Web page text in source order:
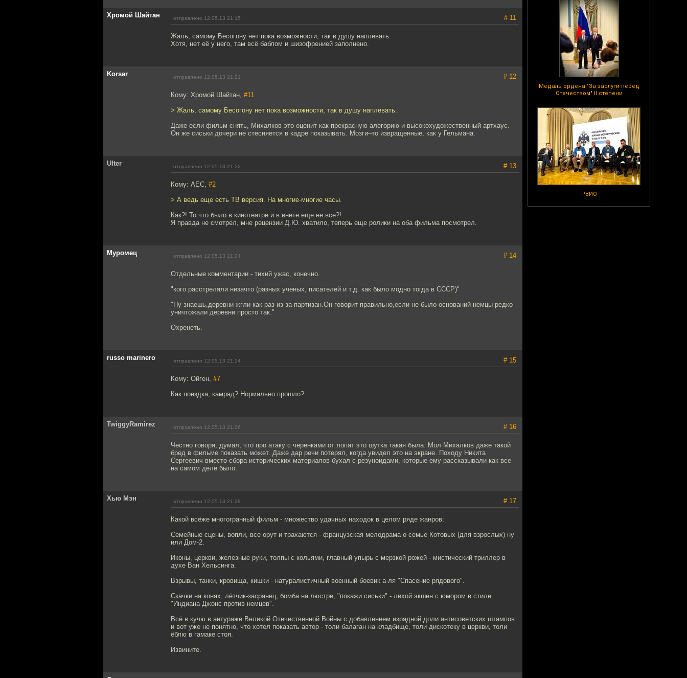
Медаль ордена "За заслуги перед
Отечеством" II степени
РВИО
Хромой Шайтан отправлено 12.05.13 21:15 # 11
Жаль, самому Бесогону нет пока возможности, так в душу наплевать.
Хотя, нет её у него, там всё баблом и шизофренией заполнено.
Korsar отправлено 12.05.13 21:21 # 12
Кому: Хромой Шайтан, #11
> Жаль, самому Бесогону нет пока возможности, так в душу наплевать.
Даже если фильм снять, Михалков это оценит как прекрасную алегорию и высокохудожественный артхаус.
Он же сиськи дочери не стесняется в кадре показывать. Мозги–то извращенные, как у Гельмана.
Ulter отправлено 12.05.13 21:22 # 13
Кому: АЕС, #2
> А ведь еще есть ТВ версия. На многие-многие часы.
Как?! То что было в кинотеатре и в инете еще не все?!
Я правда не смотрел, мне рецензии Д.Ю. хватило, теперь еще ролики на оба фильма посмотрел.
Муромец отправлено 12.05.13 21:24 # 14
Отдельные комментарии - тихий ужас, конечно.
"кого расстреляли низачто (разных ученых, писателей и т.д. как было модно тогда в СССР)"
"Ну знаешь,деревни жгли как раз из за партизан.Он говорит правильно,если не было оснований немцы редко
уничтожали деревни просто так."
Охренеть.
russo marinero отправлено 12.05.13 21:24 # 15
Кому: Ойген, #7
Как поездка, камрад? Нормально прошло?
TwiggyRamirez отправлено 12.05.13 21:26 # 16
Честно говоря, думал, что про атаку с черенками от лопат это шутка такая была. Мол Михалков даже такой
бред в фильме показать может. Даже дар речи потерял, когда увидел это на экране. Походу Никита
Сергеевич вместо сбора исторических материалов бухал с резуноидами, которые ему рассказывали как все
на самом деле было.
Хью Мэн отправлено 12.05.13 21:28 # 17
Какой всёже многогранный фильм - множество удачных находок в целом ряде жанров:
Семейные сцены, вопли, все орут и трахаются - французская мелодрама о семье Котовых (для взрослых) ну
или Дом-2.
Иконы, церкви, железные руки, толпы с кольями, главный упырь с мерзкой рожей - мистический триллер в
духе Ван Хельсинга.
Взрывы, танки, кровища, кишки - натуралистичный военный боевик а-ля "Спасение рядового".
Скачки на конях, лётчик-засранец, бомба на люстре, "покажи сиськи" - лихой экшен с юмором в стиле
"Индиана Джонс против немцев".
Всё в кучю в антураже Великой Отечественной Войны с добавлением изрядной доли антисоветских штампов
и вот уже не понятно, что хотел показать автор - толи балаган на кладбище, толи дискотеку в церкви, толи
ёблю в гамаке стоя.
Извините.